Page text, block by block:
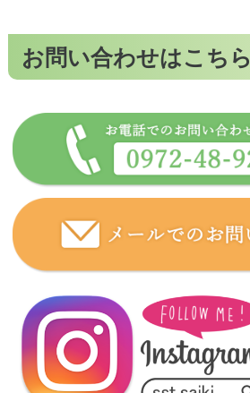
お問い合わせはこちら